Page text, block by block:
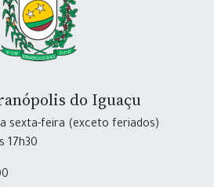
do Iguaçu
a sexta-feira (exceto feriados)
17h30